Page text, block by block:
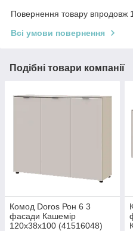
Повернення товару впродовж
Всі умови повернення
Подібні товари компанії
Комод Doros Рон 6 3
фасади Кашемір
120х38х100 (41516048)